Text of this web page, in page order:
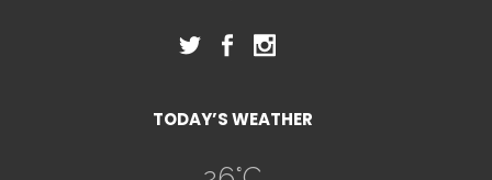
TODAY’S WEATHER